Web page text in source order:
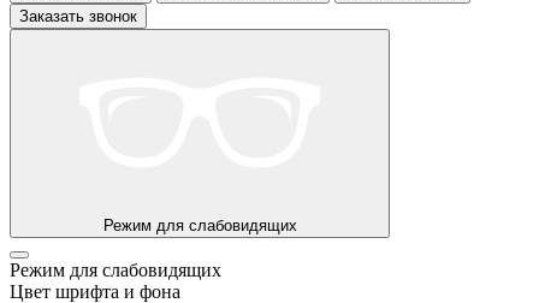
Заказать звонок
Режим для слабовидящих
Режим для слабовидящих
Цвет шрифта и фона